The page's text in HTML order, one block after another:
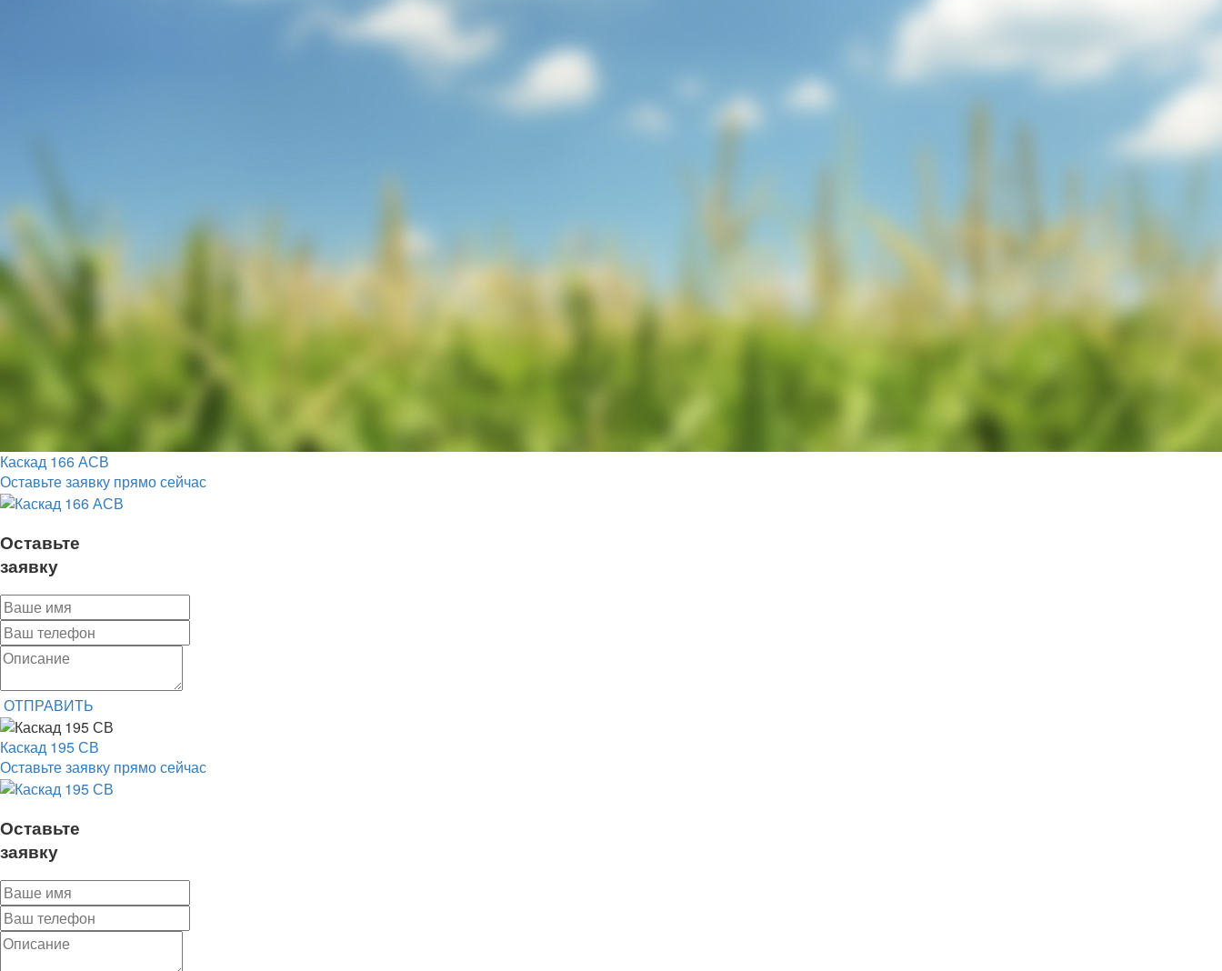
Каскад 166 АСВ
Оставьте заявку прямо сейчас
Оставьте
заявку
ОТПРАВИТЬ
Каскад 195 СВ
Оставьте заявку прямо сейчас
Оставьте
заявку